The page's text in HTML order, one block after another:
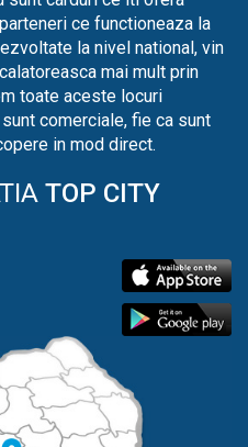
ce functioneaza la
la nivel national, vin
mai mult prin
toate aceste locuri
comerciale, fie ca sunt
in mod direct.
TOP CITY